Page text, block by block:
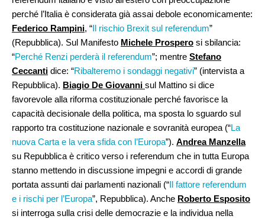
perché l’Italia è considerata già assai debole economicamente:
Federico Rampini, “Il rischio Brexit sul referendum”
(Repubblica). Sul Manifesto Michele Prospero si sbilancia:
“Perché Renzi perderà il referendum”; mentre Stefano
Ceccanti dice: “Ribalteremo i sondaggi negativi” (intervista a
Repubblica). Biagio De Giovanni sul Mattino si dice
favorevole alla riforma costituzionale perché favorisce la
capacità decisionale della politica, ma sposta lo sguardo sul
rapporto tra costituzione nazionale e sovranità europea (“La
nuova Carta e la vera sfida con l’Europa”). Andrea Manzella
su Repubblica è critico verso i referendum che in tutta Europa
stanno mettendo in discussione impegni e accordi di grande
portata assunti dai parlamenti nazionali (“Il fattore referendum
e i rischi per l’Europa”, Repubblica). Anche Roberto Esposito
si interroga sulla crisi delle democrazie e la individua nella